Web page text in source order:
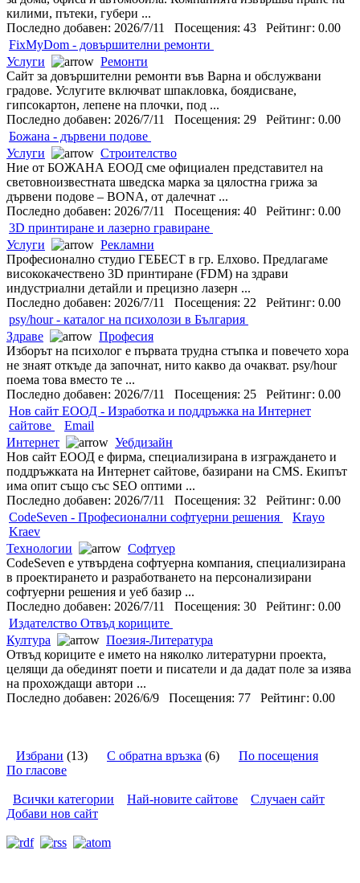
килими, пътеки, губери ...
Последно добавен: 2026/7/11 Посещения: 43 Рейтинг: 0.00
FixMyDom - довършителни ремонти
Услуги
Ремонти
Сайт за довършителни ремонти във Варна и обслужвани
градове. Услугите включват шпакловка, боядисване,
гипсокартон, лепене на плочки, под ...
Последно добавен: 2026/7/11 Посещения: 29 Рейтинг: 0.00
Божана - дървени подове
Услуги
Строителство
Ние от БОЖАНА ЕООД сме официален представител на
световноизвестната шведска марка за цялостна грижа за
дървени подове – BONA, от далечнат ...
Последно добавен: 2026/7/11 Посещения: 40 Рейтинг: 0.00
3D принтиране и лазерно гравиране
Услуги
Рекламни
Професионално студио ГЕБЕСТ в гр. Елхово. Предлагаме
висококачествено 3D принтиране (FDM) на здрави
индустриални детайли и прецизно лазерн ...
Последно добавен: 2026/7/11 Посещения: 22 Рейтинг: 0.00
psy/hour - каталог на психолози в България
Здраве
Професия
Изборът на психолог е първата трудна стъпка и повечето хора
не знаят откъде да започнат, нито какво да очакват. psy/hour
поема това вместо те ...
Последно добавен: 2026/7/11 Посещения: 25 Рейтинг: 0.00
Нов сайт ЕООД - Изработка и поддръжка на Интернет
сайтове
Email
Интернет
Уебдизайн
Нов сайт ЕООД е фирма, специализирана в изграждането и
поддръжката на Интернет сайтове, базирани на CMS. Екипът
има опит също със SEO оптими ...
Последно добавен: 2026/7/11 Посещения: 32 Рейтинг: 0.00
CodeSeven - Професионални софтуерни решения
Krayo
Kraev
Технологии
Софтуер
CodeSeven е утвърдена софтуерна компания, специализирана
в проектирането и разработването на персонализирани
софтуерни решения и уеб базир ...
Последно добавен: 2026/7/11 Посещения: 30 Рейтинг: 0.00
Издателство Отвъд кориците
Култура
Поезия-Литература
Отвъд кориците е името на няколко литературни проекта,
целящи да обединят поети и писатели и да дадат поле за изява
на прохождащи автори ...
Последно добавен: 2026/6/9 Посещения: 77 Рейтинг: 0.00
Избрани (13) С обратна връзка (6) По посещения
По гласове
Всички категории Най-новите сайтове
Случаен сайт
Добави нов сайт